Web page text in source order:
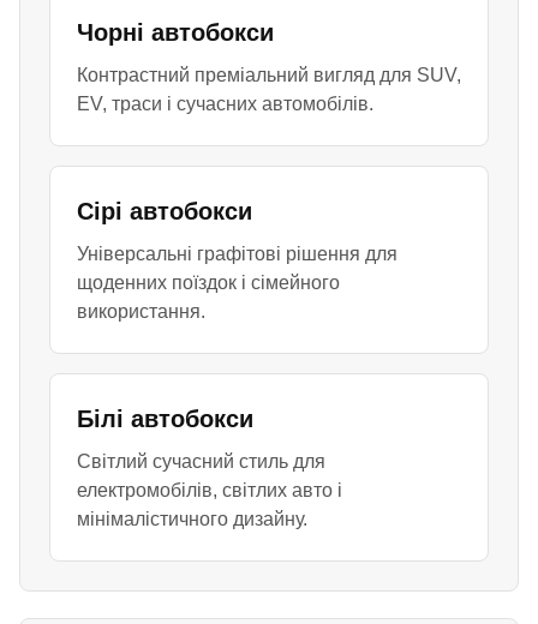
Чорні автобокси
Контрастний преміальний вигляд для SUV,
EV, траси і сучасних автомобілів.
Сірі автобокси
Універсальні графітові рішення для
щоденних поїздок і сімейного
використання.
Білі автобокси
Світлий сучасний стиль для
електромобілів, світлих авто і
мінімалістичного дизайну.